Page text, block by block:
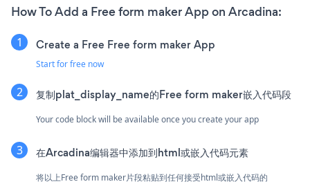
How To Add a Free form maker App on Arcadina:
Create a Free Free form maker App
Start for free now
复制plat_display_name的Free form maker嵌入代码段
Your code block will be available once you create your app
在Arcadina编辑器中添加到html或嵌入代码元素
将以上Free form maker片段粘贴到任何接受html或嵌入代码的